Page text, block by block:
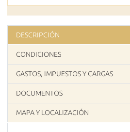
DESCRIPCIÓN
CONDICIONES
GASTOS, IMPUESTOS Y CARGAS
DOCUMENTOS
MAPA Y LOCALIZACIÓN